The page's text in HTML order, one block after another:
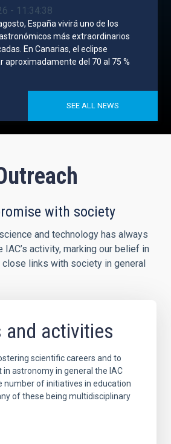
- 11:34:38
España vivirá uno de los
más extraordinarios
En Canarias, el eclipse
aproximadamente del 70 al 75 %
SEE ALL NEWS
with society
and technology has always
IAC’s activity, marking our belief in
links with society in general
and activities
scientific careers and to
astronomy in general the IAC
number of initiatives in education
of these being multidisciplinary